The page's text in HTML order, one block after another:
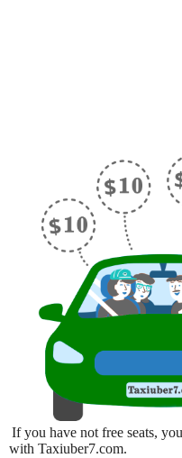
If you have not free seats,
with Taxiuber7.com.